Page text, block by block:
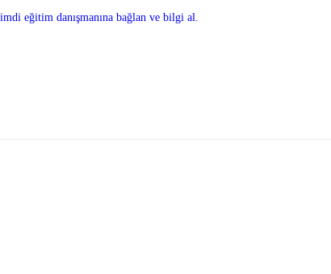
eğitim danışmanına bağlan ve bilgi al.